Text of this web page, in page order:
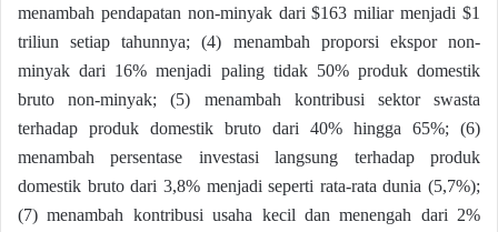
menambah pendapatan non-minyak dari $163 miliar menjadi $1
triliun setiap tahunnya; (4) menambah proporsi ekspor non-
minyak dari 16% menjadi paling tidak 50% produk domestik
bruto non-minyak; (5) menambah kontribusi sektor swasta
terhadap produk domestik bruto dari 40% hingga 65%; (6)
menambah persentase investasi langsung terhadap produk
domestik bruto dari 3,8% menjadi seperti rata-rata dunia (5,7%);
(7) menambah kontribusi usaha kecil dan menengah dari 2%